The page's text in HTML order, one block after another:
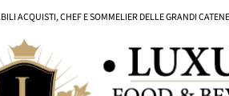
ACQUISTI, CHEF E SOMMELIER DELLE GRANDI